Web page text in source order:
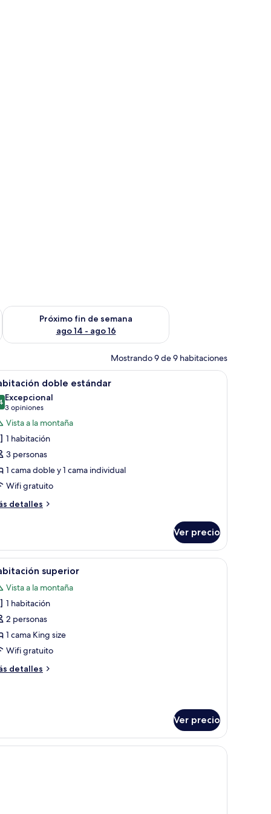
semana ago 7 - ago 9
Próximo fin de semana
ago 14 - ago 16
Consulta la disponibilidad para el próximo fin de semana ago
Mostrando 9 de 9 habitaciones
de pie.
circular, un adorno redondo en la pared y una cama con iluminación
Un dormitorio moderno y funcional con
18 doble estándar
de 10
Excepcional
3 opiniones
(3
opiniones)
Vista a la montaña
1 habitación
3 personas
1 cama doble y 1 cama individual
Wifi gratuito
detalles
Ver precio
una cama, un escritorio y un televisor.Un dormitorio moderno con techo curvo,
8 superior
Vista a la montaña
1 habitación
2 personas
1 cama King size
Wifi gratuito
detalles
Ver precio